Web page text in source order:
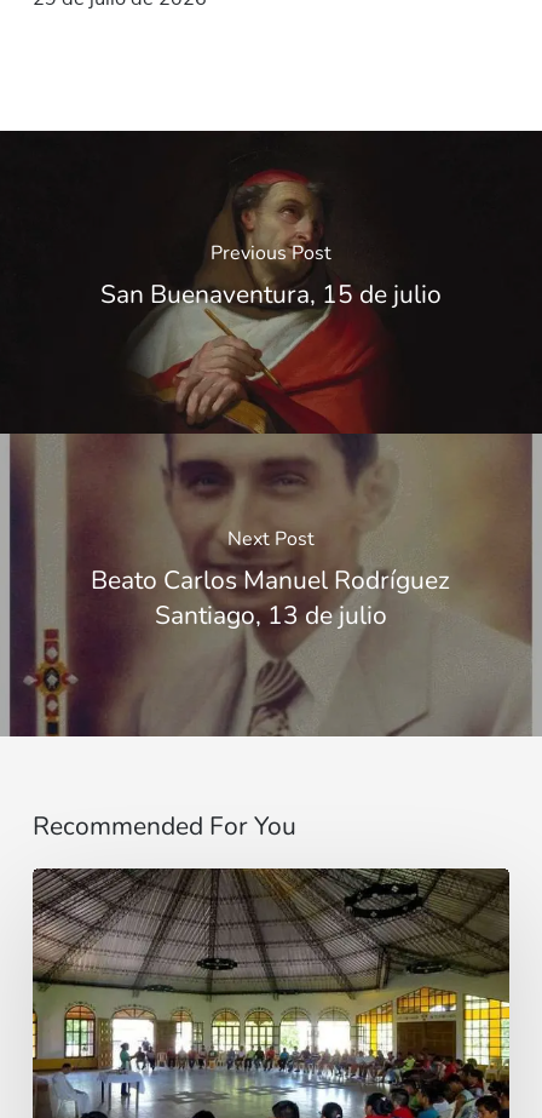
Previous Post
San Buenaventura, 15 de julio
Next Post
Beato Carlos Manuel Rodríguez
Santiago, 13 de julio
Recommended For You
Ciudad
monástica
de
San
Miguelito,
Chiquitania